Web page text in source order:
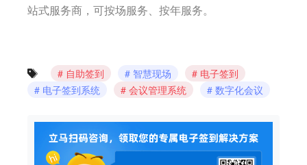
站式服务商，可按场服务、按年服务。
自助签到 智慧现场
电子签到
电子签到系统
会议管理系统 数字化会议